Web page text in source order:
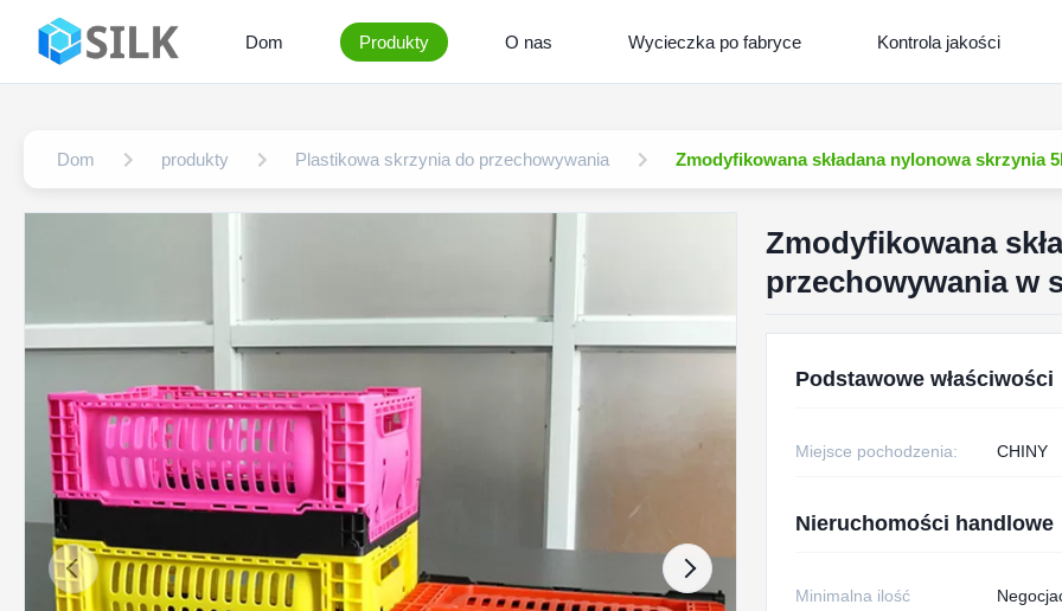
Dom Produkty O nas Wycieczka po fabryce Kontrola jakości
Dom produkty Plastikowa skrzynia do przechowywania Zmodyfikowana składana nylonowa skrzynia
Zmodyfikowana
przechowywania w
Podstawowe właściwości
Miejsce pochodzenia: CHINY
Nieruchomości handlowe
Minimalna ilość